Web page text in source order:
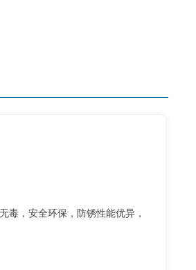
毒，安全环保，防锈性能优异，